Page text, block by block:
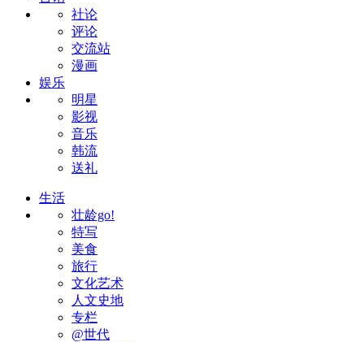
社论
评论
交流站
漫画
娱乐
明星
影视
音乐
韩流
送礼
生活
壮龄go!
特写
美食
旅行
文化艺术
人文史地
专栏
@世代